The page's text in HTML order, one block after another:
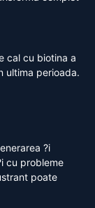
cal cu biotina a
ultima perioada.
?i
cu probleme
poate